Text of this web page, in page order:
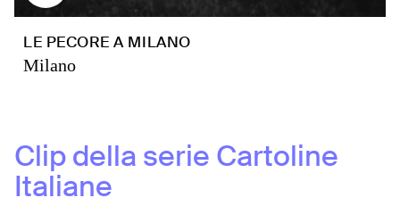
LE PECORE A MILANO
Milano
Clip della serie Cartoline
Italiane